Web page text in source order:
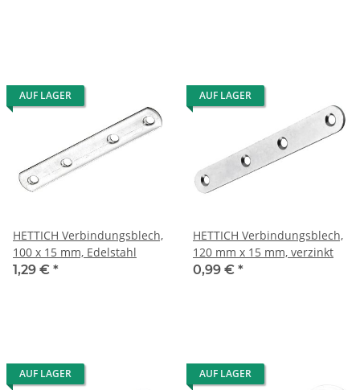
AUF LAGER
HETTICH Verbindungsblech,
100 x 15 mm, Edelstahl
1,29 € *
AUF LAGER
HETTICH Verbindungsblech,
120 mm x 15 mm, verzinkt
0,99 € *
AUF LAGER AUF LAGER